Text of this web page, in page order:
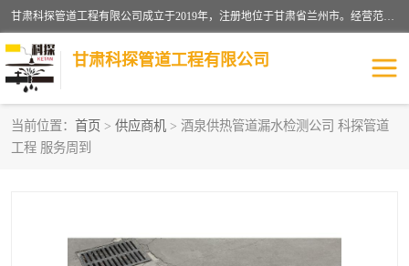
甘肃科探管道工程有限公司成立于2019年，注册地位于甘肃省兰州市。经营范围包括管道安装、清洗、疏通、维修、检测，防水工程，工程钻孔，化粪池清理，暖气安装，给排水管道安装维修，室内外管道如消防、供水、供热管道漏水检测定位，室内外防水堵漏等。
甘肃科探管道工程有限公司
当前位置： 首页 > 供应商机 > 酒泉供热管道漏水检测公司 科探管道
工程 服务周到
管道安装维修
供热管道漏水